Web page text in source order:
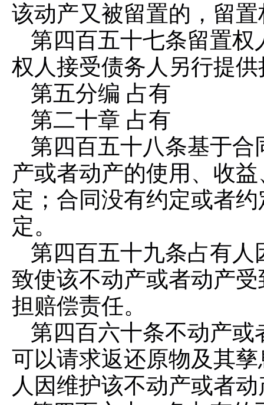
该动产又被留置的，留
第四百五十七条留置权
权人接受债务人另行提
第五分编 占有
第二十章 占有
第四百五十八条基于合
产或者动产的使用、收
定；合同没有约定或者
定。
第四百五十九条占有人
致使该不动产或者动产
担赔偿责任。
第四百六十条不动产或
可以请求返还原物及其
人因维护该不动产或者